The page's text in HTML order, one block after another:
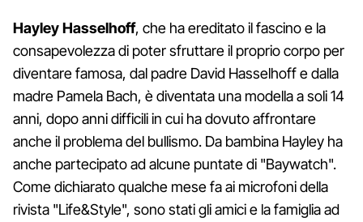
Hayley Hasselhoff, che ha ereditato il fascino e la
consapevolezza di poter sfruttare il proprio corpo per
diventare famosa, dal padre David Hasselhoff e dalla
madre Pamela Bach, è diventata una modella a soli 14
anni, dopo anni difficili in cui ha dovuto affrontare
anche il problema del bullismo. Da bambina Hayley ha
anche partecipato ad alcune puntate di "Baywatch".
Come dichiarato qualche mese fa ai microfoni della
rivista "Life&Style", sono stati gli amici e la famiglia ad